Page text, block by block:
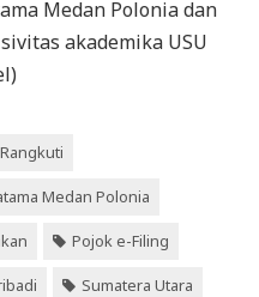
Medan Polonia dan
akademika USU
Medan Polonia
Pojok e-Filing
Sumatera Utara